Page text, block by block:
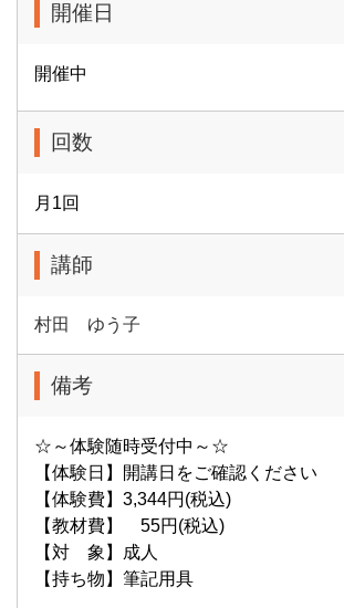
開催日
開催中
回数
月1回
講師
村田 ゆう子
備考
☆～体験随時受付中～☆
【体験日】開講日をご確認ください
【体験費】3,344円(税込)
【教材費】 55円(税込)
【対 象】成人
【持ち物】筆記用具